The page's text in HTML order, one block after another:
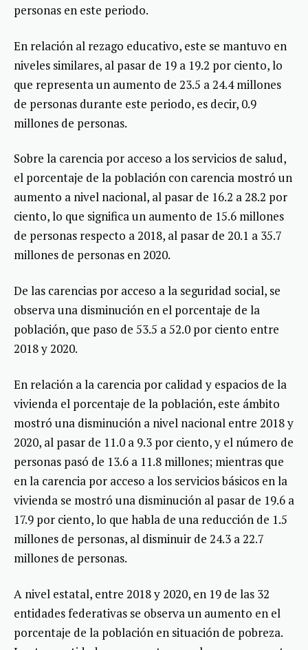
personas en este periodo.
En relación al rezago educativo, este se mantuvo en
niveles similares, al pasar de 19 a 19.2 por ciento, lo
que representa un aumento de 23.5 a 24.4 millones
de personas durante este periodo, es decir, 0.9
millones de personas.
Sobre la carencia por acceso a los servicios de salud,
el porcentaje de la población con carencia mostró un
aumento a nivel nacional, al pasar de 16.2 a 28.2 por
ciento, lo que significa un aumento de 15.6 millones
de personas respecto a 2018, al pasar de 20.1 a 35.7
millones de personas en 2020.
De las carencias por acceso a la seguridad social, se
observa una disminución en el porcentaje de la
población, que paso de 53.5 a 52.0 por ciento entre
2018 y 2020.
En relación a la carencia por calidad y espacios de la
vivienda el porcentaje de la población, este ámbito
mostró una disminución a nivel nacional entre 2018 y
2020, al pasar de 11.0 a 9.3 por ciento, y el número de
personas pasó de 13.6 a 11.8 millones; mientras que
en la carencia por acceso a los servicios básicos en la
vivienda se mostró una disminución al pasar de 19.6 a
17.9 por ciento, lo que habla de una reducción de 1.5
millones de personas, al disminuir de 24.3 a 22.7
millones de personas.
A nivel estatal, entre 2018 y 2020, en 19 de las 32
entidades federativas se observa un aumento en el
porcentaje de la población en situación de pobreza.